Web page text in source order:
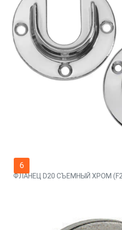
6
ФЛАНЕЦ D20 СЪЕМНЫЙ ХРОМ